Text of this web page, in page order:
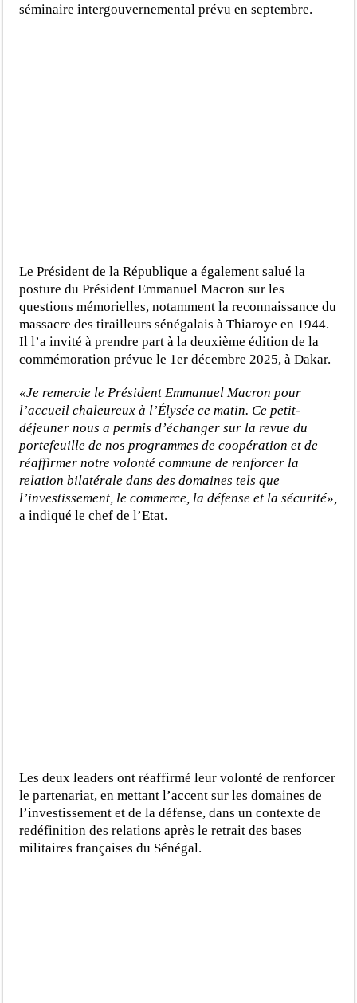
séminaire intergouvernemental prévu en septembre.
Le Président de la République a également salué la
posture du Président Emmanuel Macron sur les
questions mémorielles, notamment la reconnaissance du
massacre des tirailleurs sénégalais à Thiaroye en 1944.
Il l’a invité à prendre part à la deuxième édition de la
commémoration prévue le 1er décembre 2025, à Dakar.
«Je remercie le Président Emmanuel Macron pour
l’accueil chaleureux à l’Élysée ce matin. Ce petit-
déjeuner nous a permis d’échanger sur la revue du
portefeuille de nos programmes de coopération et de
réaffirmer notre volonté commune de renforcer la
relation bilatérale dans des domaines tels que
l’investissement, le commerce, la défense et la sécurité»,
a indiqué le chef de l’Etat.
Les deux leaders ont réaffirmé leur volonté de renforcer
le partenariat, en mettant l’accent sur les domaines de
l’investissement et de la défense, dans un contexte de
redéfinition des relations après le retrait des bases
militaires françaises du Sénégal.